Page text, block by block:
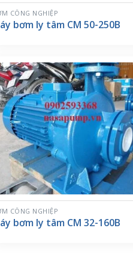
CÔNG NGHIỆP
bơm ly tâm CM 50-250B
CÔNG NGHIỆP
bơm ly tâm CM 32-160B